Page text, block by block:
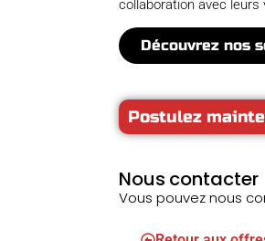
collaboration avec
Découvrez nos
Postulez
Nous contacter
Vous pouvez nous